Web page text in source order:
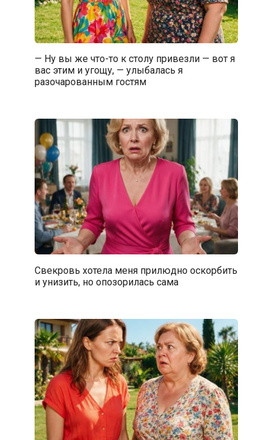
— Ну вы же что-то к столу привезли — вот я
вас этим и угощу, — улыбалась я
разочарованным гостям
Свекровь хотела меня прилюдно оскорбить
и унизить, но опозорилась сама